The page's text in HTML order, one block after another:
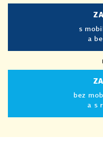
s
a
bez
a s